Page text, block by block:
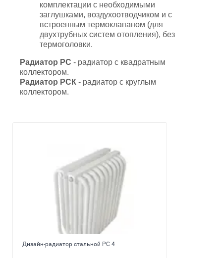
комплектации с необходимыми
заглушками, воздухоотводчиком и с
встроенным термоклапаном (для
двухтрубных систем отопления), без
термоголовки.
Радиатор РС - радиатор с квадратным
коллектором.
Радиатор РСК - радиатор с круглым
коллектором.
Дизайн-радиатор стальной РС 4